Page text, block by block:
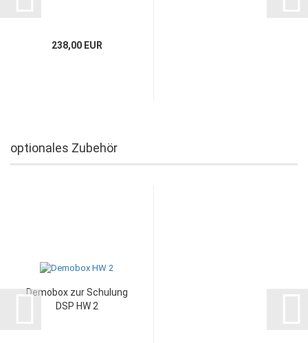
238,00 EUR
optionales Zubehör
Demobox zur Schulung
DSP HW 2